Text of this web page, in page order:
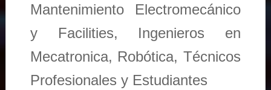
Mantenimiento Electromecánico
y Facilities, Ingenieros en
Mecatronica, Robótica, Técnicos
Profesionales y Estudiantes